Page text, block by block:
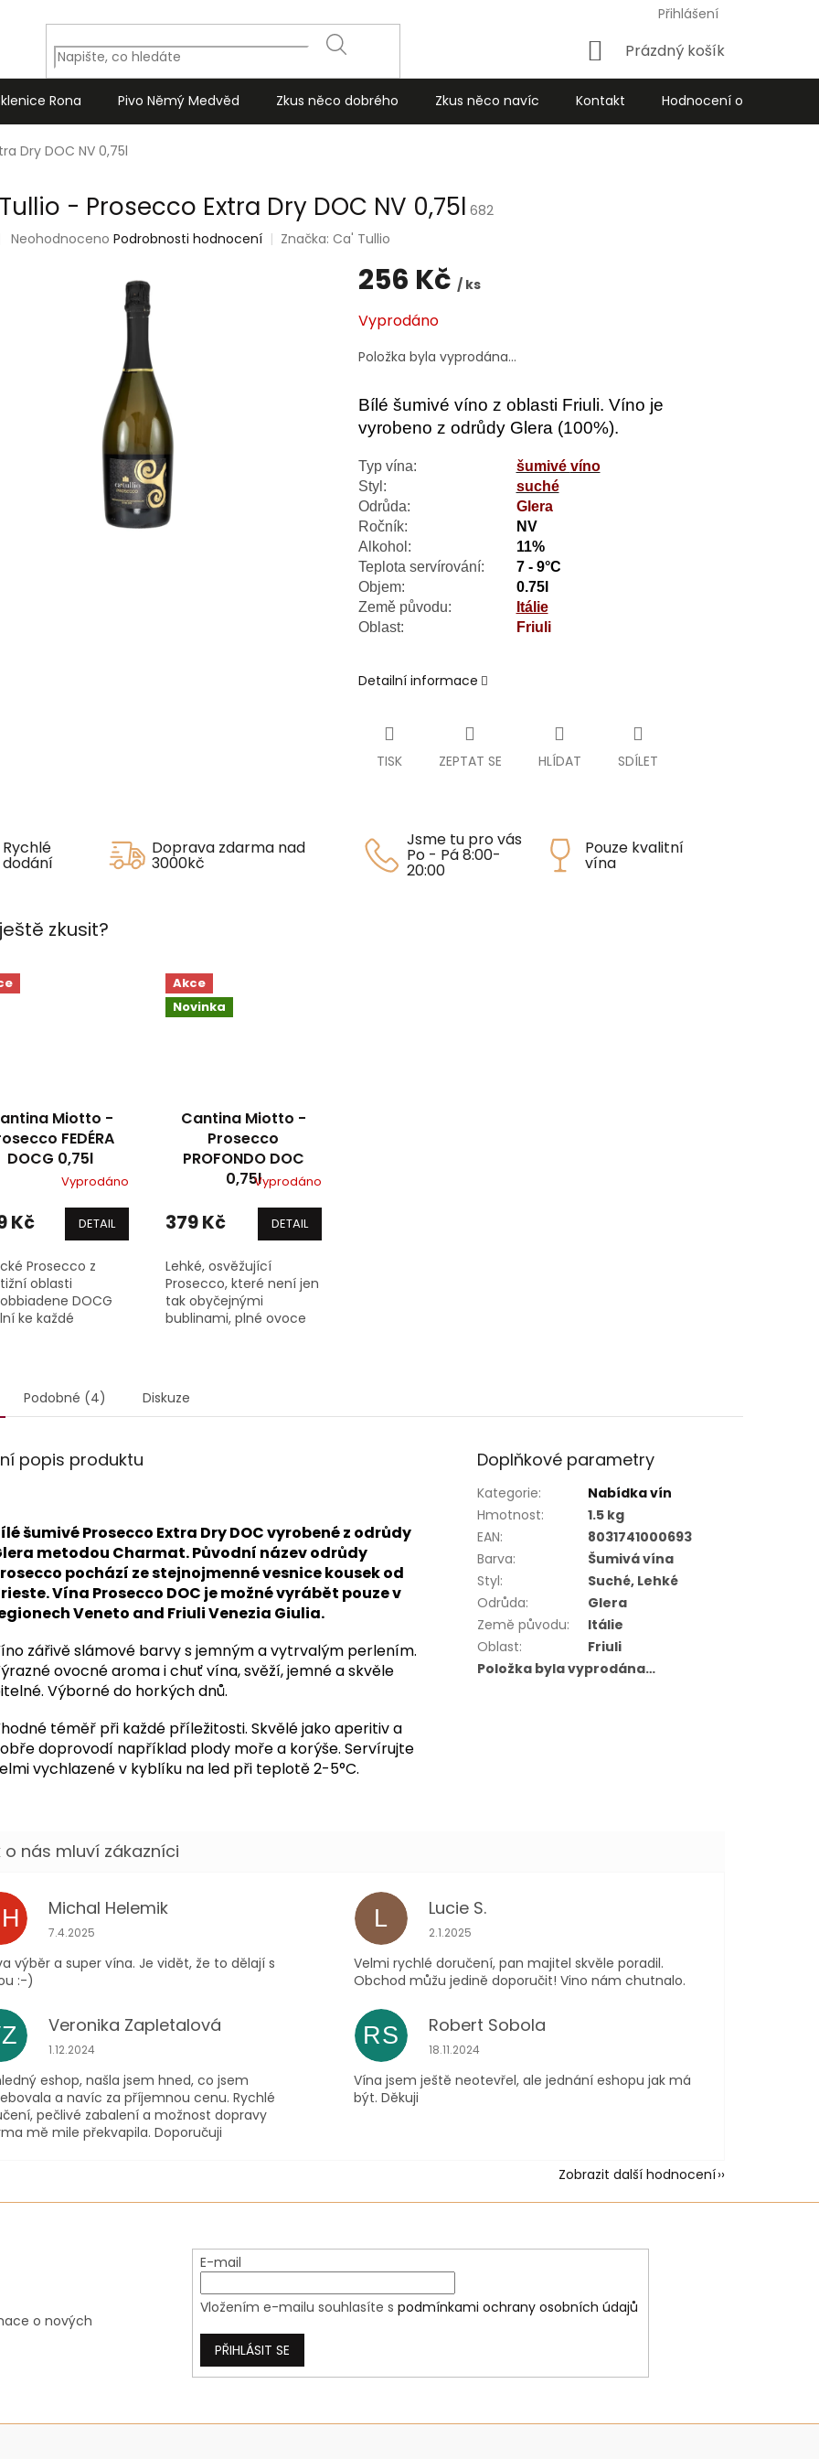
Přihlášení
HLEDAT
Nákupní
Prázdný košík
Rona Pivo Němý Medvěd Zkus něco dobrého Zkus něco navíc Kontakt Hodnocení obchodu
Dry DOC NV 0,75l
- Prosecco Extra Dry DOC NV 0,75l 682
Průměrné
Neohodnoceno Podrobnosti hodnocení Značka: Ca' Tullio
256 Kč / ks
cena:
Vyprodáno
Položka byla vyprodána…
Bílé šumivé víno z oblasti Friuli. Víno je
vyrobeno z odrůdy Glera (100%).
Typ vína: šumivé víno
Styl:
suché
Odrůda:
Glera
Ročník:
NV
Alkohol:
11%
Teplota servírování:
7 - 9°C
Objem:
0.75l
Země původu:
Itálie
Oblast:
Friuli
Detailní informace
TISK ZEPTAT SE HLÍDAT SDÍLET
Rychlé
dodání
Doprava zdarma nad
3000kč
Jsme tu pro vás
Po - Pá 8:00-
20:00
Pouze kvalitní
vína
zkusit?
Miotto -
FEDÉRA
DOCG 0,75l
Vyprodáno
Kč DETAIL
Prosecco z
oblasti
DOCG
ke každé
a zralých
jablek spolu s...
Akce
Novinka
Cantina Miotto -
Prosecco
PROFONDO DOC
0,75lVyprodáno
379 Kč DETAIL
Lehké, osvěžující
Prosecco, které není jen
tak obyčejnými
bublinami, plné ovoce
krémové a kvasnicové...
Podobné (4) Diskuze
popis produktu
šumivé Prosecco Extra Dry DOC vyrobené z odrůdy
metodou Charmat. Původní název odrůdy
pochází ze stejnojmenné vesnice kousek od
Vína Prosecco DOC je možné vyrábět pouze v
Veneto and Friuli Venezia Giulia.
zářivě slámové barvy s jemným a vytrvalým perlením.
ovocné aroma i chuť vína, svěží, jemné a skvěle
Výborné do horkých dnů.
téměř při každé příležitosti. Skvělé jako aperitiv a
doprovodí například plody moře a korýše. Servírujte
vychlazené v kyblíku na led při teplotě 2-5°C.
Doplňkové parametry
Kategorie:
Nabídka vín
Hmotnost:
1.5 kg
EAN:
8031741000693
Barva:
Šumivá vína
Styl:
Suché, Lehké
Odrůda:
Glera
Země původu:
Itálie
Oblast:
Friuli
Položka byla vyprodána…
Michal Helemik
Hodnocení obchodu je 5 z 5 hvězdiček.
7.4.2025
výběr a super vína. Je vidět, že to dělají s
:-)
L Lucie S.
Hodnocení obchodu je 5 z 5 hvězdiček.
2.1.2025
Velmi rychlé doručení, pan majitel skvěle poradil.
Obchod můžu jedině doporučit! Vino nám chutnalo.
Veronika Zapletalová
Hodnocení obchodu je 5 z 5 hvězdiček.
1.12.2024
eshop, našla jsem hned, co jsem
a navíc za příjemnou cenu. Rychlé
pečlivé zabalení a možnost dopravy
mě mile překvapila. Doporučuji
RS Robert Sobola
Hodnocení obchodu je 5 z 5 hvězdiček.
18.11.2024
Vína jsem ještě neotevřel, ale jednání eshopu jak má
být. Děkuji
Zobrazit další hodnocení
o nových
E-mail
Vložením e-mailu souhlasíte spodmínkami ochrany osobních údajů
PŘIHLÁSIT SE